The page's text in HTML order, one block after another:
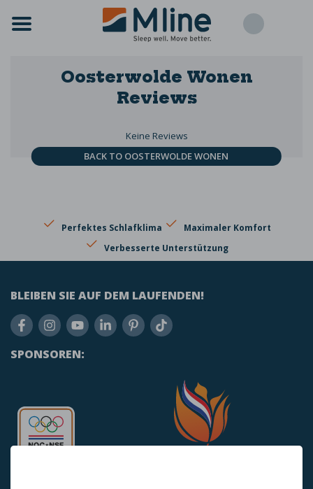
Oosterwolde Wonen
Reviews
Keine Reviews
BACK TO OOSTERWOLDE WONEN
Perfektes Schlafklima
Maximaler Komfort
Verbesserte Unterstützung
BLEIBEN SIE AUF DEM LAUFENDEN!
SPONSOREN: